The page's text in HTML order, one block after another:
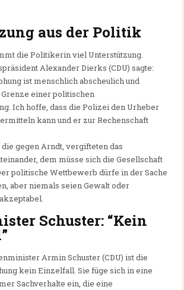
aus der Politik
die Politikerin viel Unterstützung.
Alexander Dierks (CDU) sagte:
ist menschlich abscheulich und
einer politischen
Ich hoffe, dass die Polizei den Urheber
kann und er zur Rechenschaft
gegen Arndt, vergifteten das
dem müsse sich die Gesellschaft
politische Wettbewerb dürfe in der Sache
aber niemals seien Gewalt oder
Schuster: “Kein
Armin Schuster (CDU) ist die
kein Einzelfall. Sie füge sich in eine
Sachverhalte ein, die eine